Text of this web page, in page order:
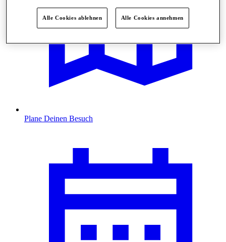
Plane Deinen Besuch
Alle Cookies ablehnen Alle Cookies annehmen